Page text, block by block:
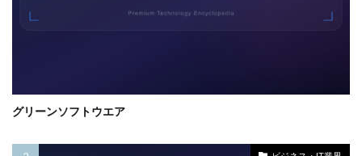
グリーンソフトウエア